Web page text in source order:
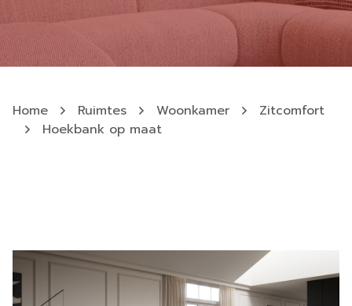
Home Ruimtes Woonkamer
Zitcomfort
Hoekbank op maat